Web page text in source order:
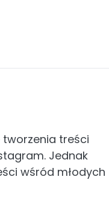
tworzenia treści
Jednak
wśród młodych